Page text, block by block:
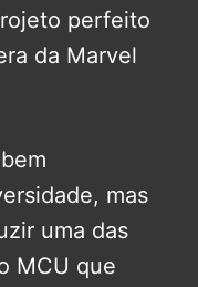
perfeito
da Marvel
mas
uma das
MCU que